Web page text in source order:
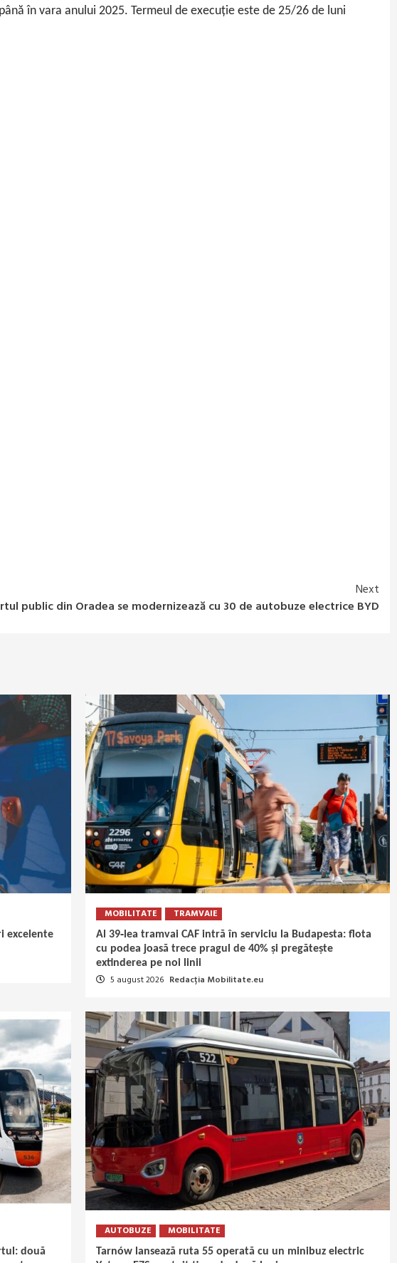
în vara anului 2025. Termeul de execuție este de 25/26 de luni
Next
public din Oradea se modernizează cu 30 de autobuze electrice BYD
excelente
MOBILITATE TRAMVAIE
Al 39‑lea tramvai CAF intră în serviciu la Budapesta: flota
cu podea joasă trece pragul de 40% și pregătește
extinderea pe noi linii
5 august 2026 Redacția Mobilitate.eu
două
AUTOBUZE MOBILITATE
Tarnów lansează ruta 55 operată cu un minibuz electric